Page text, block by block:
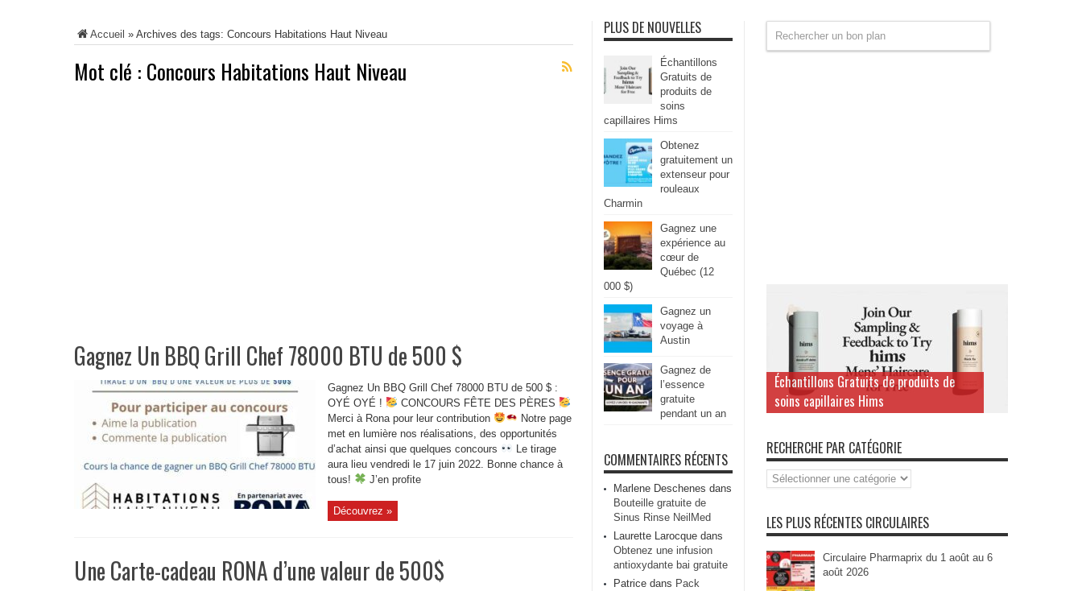
Accueil » Archives des tags: Concours Habitations Haut Niveau
Mot clé : Concours Habitations Haut Niveau
Gagnez Un BBQ Grill Chef 78000 BTU de 500 $
Gagnez Un BBQ Grill Chef 78000 BTU de 500 $ :
OYÉ OYÉ !
CONCOURS FÊTE DES PÈRES
Merci à Rona pour leur contribution
Notre page
met en lumière nos réalisations, des opportunités
d’achat ainsi que quelques concours
Le tirage
aura lieu vendredi le 17 juin 2022. Bonne chance à
tous!
J’en profite
Découvrez »
Une Carte-cadeau RONA d’une valeur de 500$
PLUS DE NOUVELLES
Échantillons
Gratuits de
produits de
soins
capillaires Hims
Obtenez
gratuitement un
extenseur pour
rouleaux
Charmin
Gagnez une
expérience au
cœur de
Québec (12
000 $)
Gagnez un
voyage à
Austin
Gagnez de
l’essence
gratuite
pendant un an
COMMENTAIRES RÉCENTS
Marlene Deschenes dans
Bouteille gratuite de
Sinus Rinse NeilMed
Laurette Larocque dans
Obtenez une infusion
antioxydante bai gratuite
Patrice dans Pack
Échantillons Gratuits de produits de
soins capillaires Hims
RECHERCHE PAR CATÉGORIE
Recherche
par
LES PLUS RÉCENTES CIRCULAIRES
Circulaire Pharmaprix du 1 août au 6
août 2026